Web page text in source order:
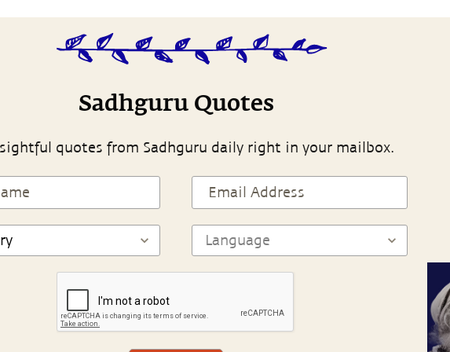
Sadhguru Quotes
quotes from Sadhguru daily right in your mailbox.